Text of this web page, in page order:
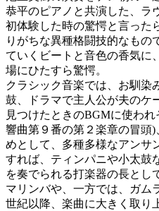
恭平のピアノと共演した、ラ
初体験した時の驚愕と言った
りがちな異種格闘技的なもの
ていくビートと音色の香気に
場にひたすら驚愕。
クラシック音楽では、お馴染
鼓、ドラマで主人公が夫のケ
見つけたときのBGMに使わ
響曲第９番の第２楽章の冒頭
めとして、多種多様なアンサ
すれば、ティンパニや小太鼓
を奏でられる打楽器の長とし
マリンバや、一方では、ガム
世紀以降、楽曲に大きく取り